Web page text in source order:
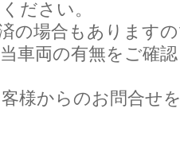
ださい。
の場合もあります
車両の有無をご確
様からのお問合せ